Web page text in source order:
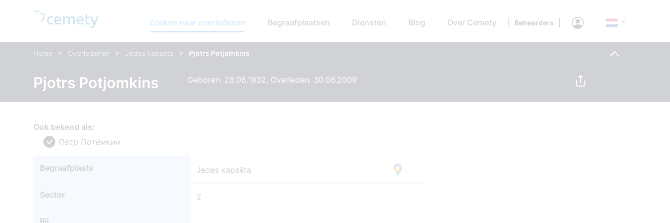
Zoeken naar overledenen Begraafplaatsen Diensten Blog Over Cemety Beheerders
Home > Overledenen > Jedes kapsēta > Pjotrs Potjomkins
Pjotrs Potjomkins Geboren: 28.08.1932, Overleden: 30.06.2009
Ook bekend als:
Пётр Потёмкин
Begraafplaats Jedes kapsēta
Sector 2